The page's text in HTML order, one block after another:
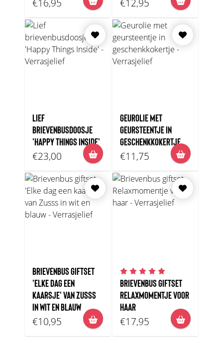
LIEF
BRIEVENBUSDOOSJE
'HAPPY THINGS INSIDE'
€23,00
GEUROLIE MET
GEURSTEENTJE IN
GESCHENKKOKERTJE
€11,75
BRIEVENBUS GIFTSET
'ELKE DAG EEN
KAARSJE' VAN ZUSSS
IN WIT EN BLAUW
€10,95
BRIEVENBUS GIFTSET
RELAXMOMENTJE VOOR
HAAR
€17,95